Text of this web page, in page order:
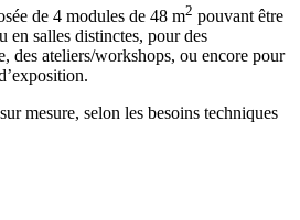
de 4 modules de 48 m2 pouvant être
en salles distinctes, pour des
des ateliers/workshops, ou encore pour
mesure, selon les besoins techniques